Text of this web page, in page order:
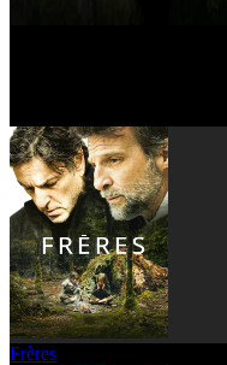
Frères